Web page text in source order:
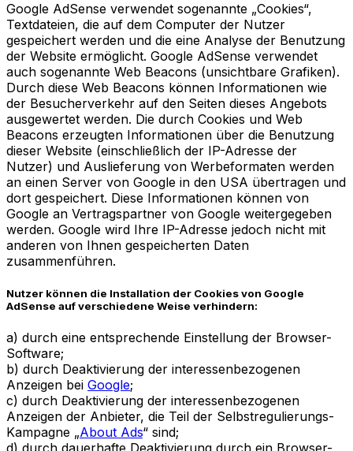
Google AdSense verwendet sogenannte „Cookies“,
Textdateien, die auf dem Computer der Nutzer
gespeichert werden und die eine Analyse der Benutzung
der Website ermöglicht. Google AdSense verwendet
auch sogenannte Web Beacons (unsichtbare Grafiken).
Durch diese Web Beacons können Informationen wie
der Besucherverkehr auf den Seiten dieses Angebots
ausgewertet werden. Die durch Cookies und Web
Beacons erzeugten Informationen über die Benutzung
dieser Website (einschließlich der IP-Adresse der
Nutzer) und Auslieferung von Werbeformaten werden
an einen Server von Google in den USA übertragen und
dort gespeichert. Diese Informationen können von
Google an Vertragspartner von Google weitergegeben
werden. Google wird Ihre IP-Adresse jedoch nicht mit
anderen von Ihnen gespeicherten Daten
zusammenführen.
Nutzer können die Installation der Cookies von Google
AdSense auf verschiedene Weise verhindern:
a) durch eine entsprechende Einstellung der Browser-
Software;
b) durch Deaktivierung der interessenbezogenen
Anzeigen bei Google;
c) durch Deaktivierung der interessenbezogenen
Anzeigen der Anbieter, die Teil der Selbstregulierungs-
Kampagne „About Ads“ sind;
d) durch dauerhafte Deaktivierung durch ein Browser-